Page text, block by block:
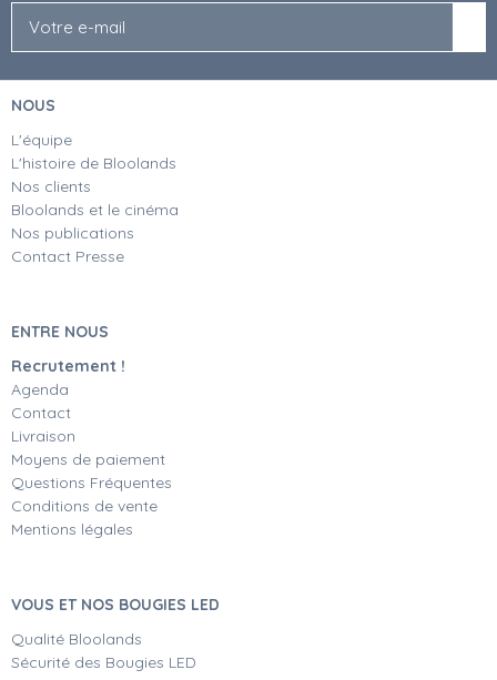
NOUS
L'équipe
L'histoire de Bloolands
Nos clients
Bloolands et le cinéma
Nos publications
Contact Presse
ENTRE NOUS
Recrutement !
Agenda
Contact
Livraison
Moyens de paiement
Questions Fréquentes
Conditions de vente
Mentions légales
VOUS ET NOS BOUGIES LED
Qualité Bloolands
Sécurité des Bougies LED